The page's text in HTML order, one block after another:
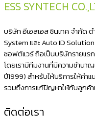
มิ
มี
ขา
ตั้
มี
ร
ESS SYNTECH
บริษัท อีเอสเอส ซินเทค จำกัด ด
System และ Auto ID
ซอฟต์แวร์ ถือเป็นบริษัทรายแรก
โดยเรามีทีมงานที่มีความชำนา
ปี1999) สำหรับให้บริการให้คำ
รวมถึงการแก้ปัญหาให้กับลูกค้
ติดต่อเรา